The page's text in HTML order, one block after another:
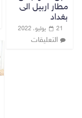
مطار اربيل الى
بغداد
21 يوليو، 2022
التعليقات